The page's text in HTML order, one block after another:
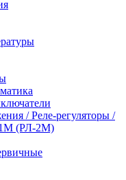
/ Реле-регуляторы /
1М (РЛ-2М)